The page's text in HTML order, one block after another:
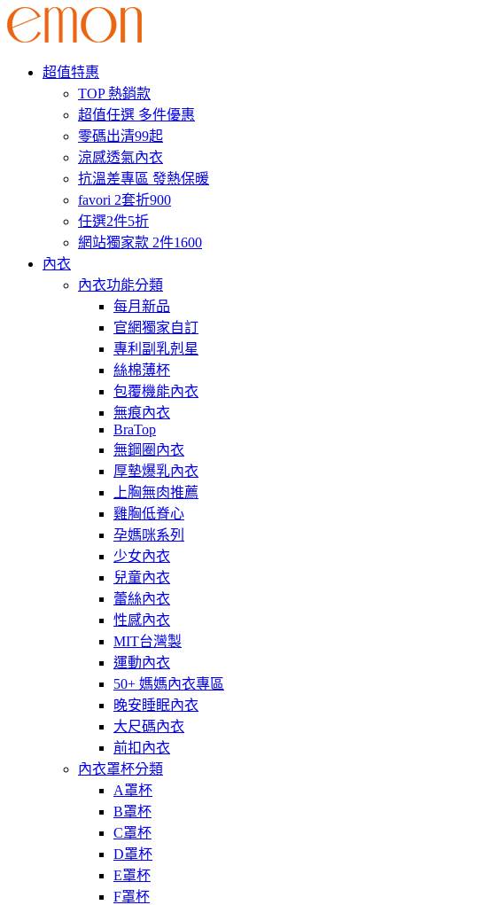
超值特惠
TOP 熱銷款
超值任選 多件優惠
零碼出清99起
涼感透氣內衣
抗溫差專區 發熱保暖
favori 2套折900
任選2件5折
網站獨家款 2件1600
內衣
內衣功能分類
每月新品
官網獨家自訂
專利副乳剋星
絲棉薄杯
包覆機能內衣
無痕內衣
BraTop
無鋼圈內衣
厚墊爆乳內衣
上胸無肉推薦
雞胸低脊心
孕媽咪系列
少女內衣
兒童內衣
蕾絲內衣
性感內衣
MIT台灣製
運動內衣
50+ 媽媽內衣專區
晚安睡眠內衣
大尺碼內衣
前扣內衣
內衣罩杯分類
A罩杯
B罩杯
C罩杯
D罩杯
E罩杯
F罩杯